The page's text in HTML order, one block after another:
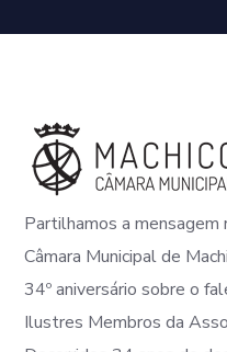
Partilhamos a
Câmara Municipal de
34º aniversário sobre o
Ilustres Membros da